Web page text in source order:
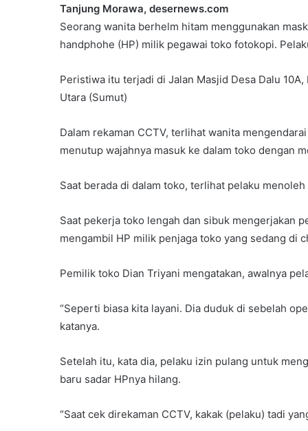
m
a
i
Tanjung Morawa, desernews.com
Seorang wanita berhelm hitam menggunakan
handphohe (HP) milik pegawai toko fotokopi.
Peristiwa itu terjadi di Jalan Masjid Desa Dalu
Utara (Sumut)
Dalam rekaman CCTV, terlihat wanita
menutup wajahnya masuk ke dalam toko dengan
Saat berada di dalam toko, terlihat pelaku
Saat pekerja toko lengah dan sibuk mengerjakan
mengambil HP milik penjaga toko yang sedang di
Pemilik toko Dian Triyani mengatakan, awalnya
“Seperti biasa kita layani. Dia duduk di sebelah
katanya.
Setelah itu, kata dia, pelaku izin pulang untuk
baru sadar HPnya hilang.
“Saat cek direkaman CCTV, kakak (pelaku) tadi